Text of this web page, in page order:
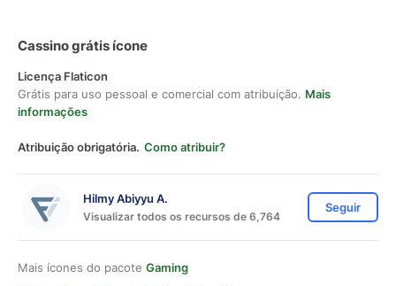
Cassino grátis ícone
Licença Flaticon
Grátis para uso pessoal e comercial com atribuição. Mais
informações
Atribuição obrigatória. Como atribuir?
Hilmy Abiyyu A.
Visualizar todos os recursos de 6,764
Seguir
Mais ícones do pacote Gaming